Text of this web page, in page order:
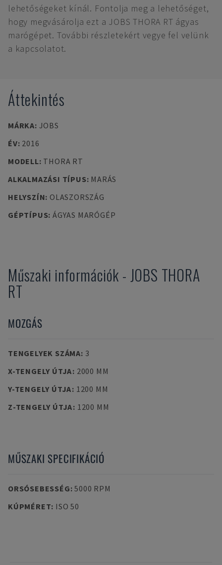
lehetőségeket kínál. Fontolja meg a lehetőséget,
hogy megvásárolja ezt a JOBS THORA RT ágyas
marógépet. További részletekért vegye fel velünk
a kapcsolatot.
Áttekintés
MÁRKA: JOBS
ÉV: 2016
MODELL: THORA RT
ALKALMAZÁSI TÍPUS: MARÁS
HELYSZÍN: OLASZORSZÁG
GÉPTÍPUS: ÁGYAS MARÓGÉP
Műszaki információk - JOBS THORA
RT
MOZGÁS
TENGELYEK SZÁMA: 3
X-TENGELY ÚTJA: 2000 MM
Y-TENGELY ÚTJA: 1200 MM
Z-TENGELY ÚTJA: 1200 MM
MŰSZAKI SPECIFIKÁCIÓ
ORSÓSEBESSÉG:5000 RPM
KÚPMÉRET: ISO 50